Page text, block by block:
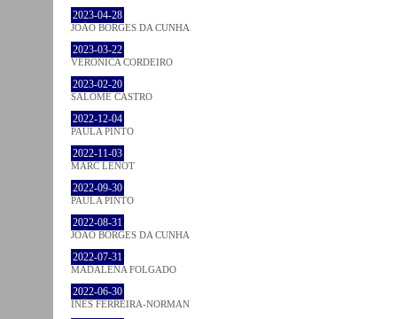
2023-04-28
JOÃO BORGES DA CUNHA
2023-03-22
VERONICA CORDEIRO
2023-02-20
SALOMÉ CASTRO
2022-12-04
PAULA PINTO
2022-11-03
MARC LENOT
2022-09-30
PAULA PINTO
2022-08-31
JOÃO BORGES DA CUNHA
2022-07-31
MADALENA FOLGADO
2022-06-30
INÊS FERREIRA-NORMAN